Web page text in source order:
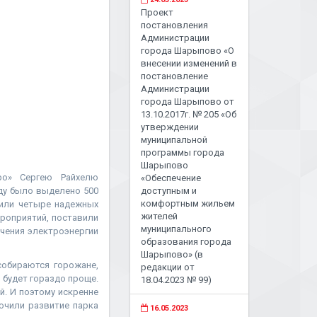
Сергею Райхелю
было выделено 500
четыре надежных
поставили
электроэнергии
горожане,
гораздо проще.
И поэтому искренне
развитие парка
Проект
постановления
Администрации
города Шарыпово «О
внесении изменений в
постановление
Администрации
города Шарыпово от
13.10.2017г. № 205 «Об
утверждении
муниципальной
программы города
Шарыпово
«Обеспечение
доступным и
комфортным жильем
жителей
муниципального
образования города
Шарыпово» (в
редакции от
18.04.2023 № 99)
16.05.2023